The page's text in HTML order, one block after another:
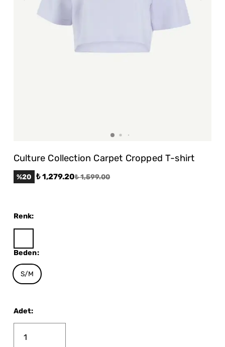
Culture Collection Carpet Cropped T-shirt
%20 ₺ 1,279.20₺ 1,599.00
Renk:
Beden:
S/M
Adet: